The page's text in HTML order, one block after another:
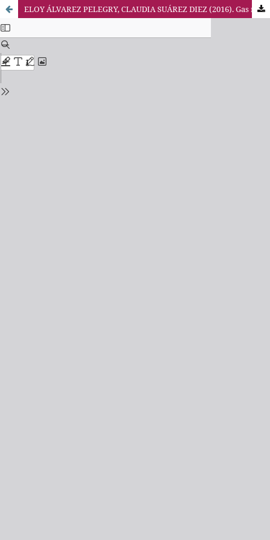
ELOY ÁLVAREZ PELEGRY, CLAUDIA SUÁREZ DIEZ (2016). Gas no convencional: shale gas. Aspectos estratégicos, técnicos, medioambientales y regulatorios